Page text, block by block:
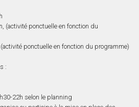
(activité ponctuelle en fonction du
ponctuelle en fonction du programme)
:
22h selon le planning